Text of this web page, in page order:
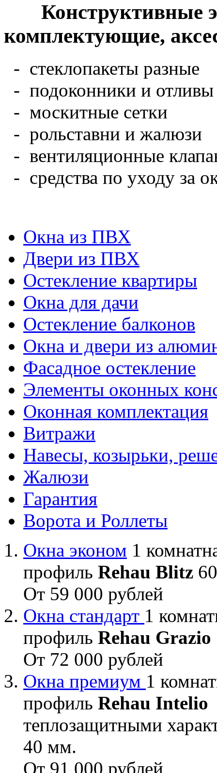
Конструктивные
комплектующие,
- стеклопакеты разные
- подоконники и отливы
- москитные сетки
- рольставни и жалюзи
- вентиляционные
- средства по уходу за
Окна из ПВХ
Двери из ПВХ
Остекление квартиры
Окна для дачи
Остекление балконов
Окна и двери из
Фасадное остекление
Элементы оконных
Оконная комплектация
Витражи
Навесы, козырьки,
Жалюзи
Гарантия
Ворота и Роллеты
Окна эконом 1
профиль Rehau Blitz
От 59 000 рублей
Окна стандарт 1
профиль Rehau Grazio
От 72 000 рублей
Окна премиум 1
профиль Rehau Intelio
теплозащитными
40 мм.
От 91 000 рублей